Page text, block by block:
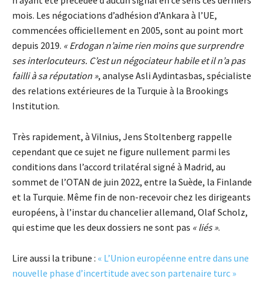
mois. Les négociations d’adhésion d’Ankara à l’UE,
commencées officiellement en 2005, sont au point mort
depuis 2019. « Erdogan n’aime rien moins que surprendre
ses interlocuteurs. C’est un négociateur habile et il n’a pas
failli à sa réputation », analyse Asli Aydintasbas, spécialiste
des relations extérieures de la Turquie à la Brookings
Institution.
Très rapidement, à Vilnius, Jens Stoltenberg rappelle
cependant que ce sujet ne figure nullement parmi les
conditions dans l’accord trilatéral signé à Madrid, au
sommet de l’OTAN de juin 2022, entre la Suède, la Finlande
et la Turquie. Même fin de non-recevoir chez les dirigeants
européens, à l’instar du chancelier allemand, Olaf Scholz,
qui estime que les deux dossiers ne sont pas « liés ».
Lire aussi la tribune : « L’Union européenne entre dans une
nouvelle phase d’incertitude avec son partenaire turc »